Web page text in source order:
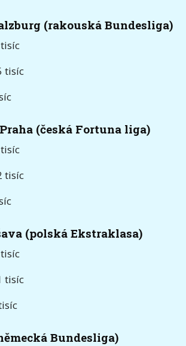
(rakouská Bundesliga)
tisíc
(česká Fortuna liga)
tisíc
(polská Ekstraklasa)
tisíc
Bundesliga)